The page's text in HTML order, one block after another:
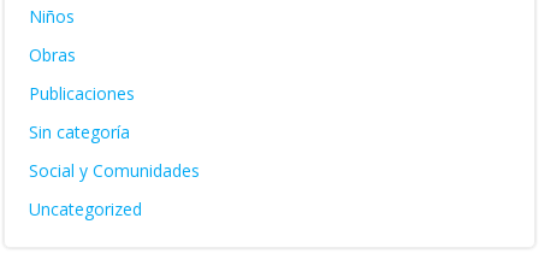
Niños
Obras
Publicaciones
Sin categoría
Social y Comunidades
Uncategorized